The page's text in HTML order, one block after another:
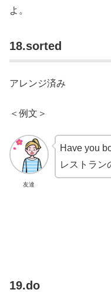
よ。
18.sorted
アレンジ済み
＜例文＞
友達
Have you
レストラン
19.do